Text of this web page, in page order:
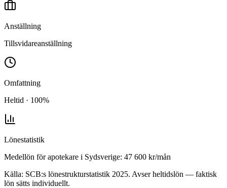
Anställning
Tillsvidareanställning
Omfattning
Heltid · 100%
Lönestatistik
Medellön förapotekare i Sydsverige: 47 600 kr/mån
Källa: SCB:s lönestrukturstatistik 2025. Avser heltidslön — faktisk
lön sätts individuellt.